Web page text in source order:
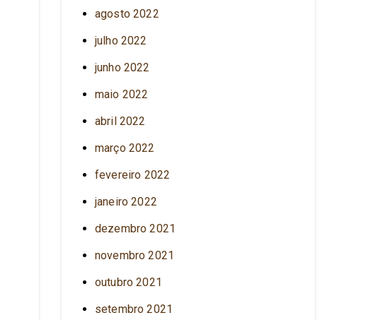
agosto 2022
julho 2022
junho 2022
maio 2022
abril 2022
março 2022
fevereiro 2022
janeiro 2022
dezembro 2021
novembro 2021
outubro 2021
setembro 2021